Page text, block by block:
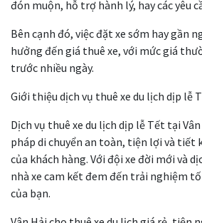
đón muộn, hỗ trợ hành lý, hay các yêu
Bên cạnh đó, việc đặt xe sớm hay gần
hưởng đến giá thuê xe, với mức giá
trước nhiều ngày.
Giới thiệu dịch vụ thuê xe du lịch dịp lễ
Dịch vụ thuê xe du lịch dịp lễ Tết tại
pháp di chuyển an toàn, tiện lợi và tiết
của khách hàng. Với đội xe đời mới và
nhà xe cam kết đem đến trải nghiệm
của bạn.